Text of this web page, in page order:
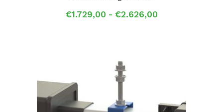
€1.729,00 - €2.626,00Prijsklasse: